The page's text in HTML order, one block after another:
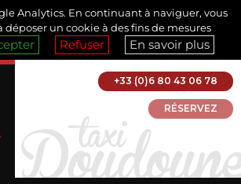
Analytics. En continuant à naviguer, vous
déposer un cookie à des fins de mesures
Refuser En savoir plus
+33 (0)6 80 43 06 78
RÉSERVEZ